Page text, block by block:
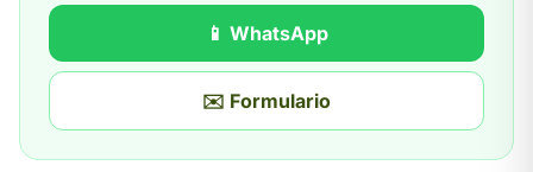
📱 WhatsApp
✉️ Formulario